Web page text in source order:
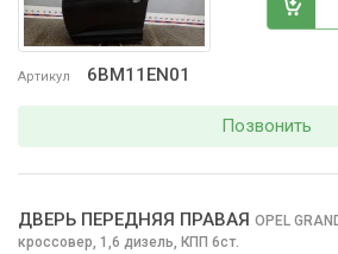
Артикул 6BM11EN01
Позвонить
ДВЕРЬ ПЕРЕДНЯЯ ПРАВАЯ OPEL
кроссовер, 1,6 дизель, КПП 6ст.